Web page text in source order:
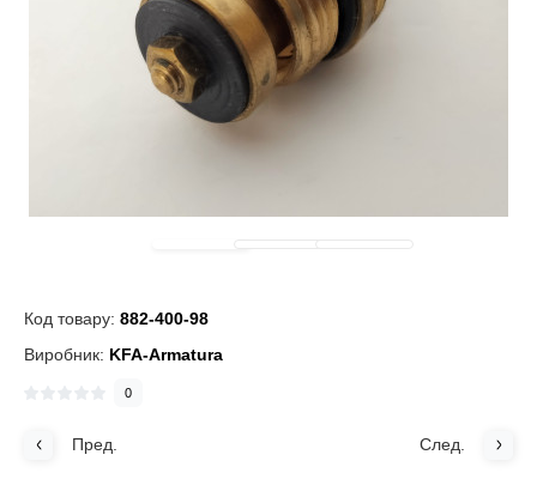
Код товару: 882-400-98
Виробник: KFA-Armatura
0
Пред. След.